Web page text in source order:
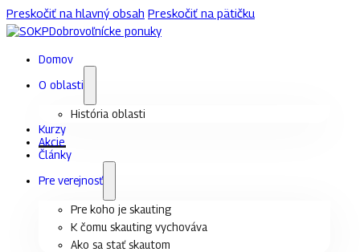
Preskočiť na hlavný obsah Preskočiť na pätičku
Dobrovoľnícke ponuky
Domov
O oblasti
História oblasti
Kurzy
Akcie
Články
Pre verejnosť
Pre koho je skauting
K čomu skauting vychováva
Ako sa stať skautom